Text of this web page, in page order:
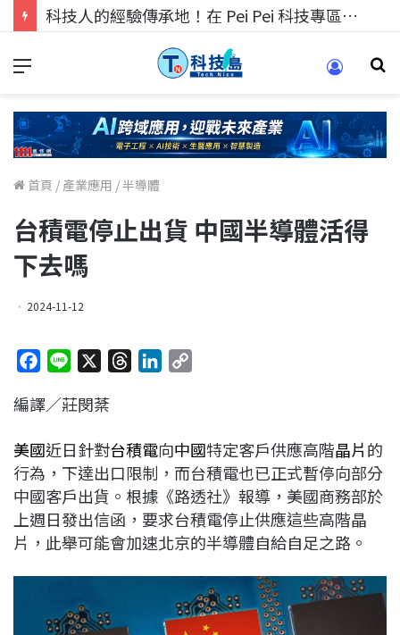
科技人的經驗傳承地！在 Pei Pei 科技專區，與學弟妹交流最硬核的技術
首頁 / 產業應用 /半導體
台積電停止出貨 中國半導體活得
下去嗎
2024-11-12
c
b
o
o
k
n
a
d
s
e
d
n
L
i
n
k
編譯／莊閔棻
美國近日針對台積電向中國特定客戶供應高階晶片的
行為，下達出口限制，而台積電也已正式暫停向部分
中國客戶出貨。根據《路透社》報導，美國商務部於
上週日發出信函，要求台積電停止供應這些高階晶
片，此舉可能會加速北京的半導體自給自足之路。